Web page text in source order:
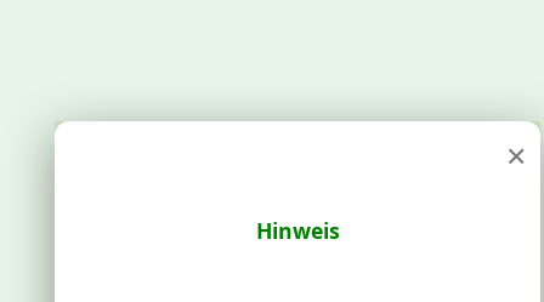
×
Hinweis